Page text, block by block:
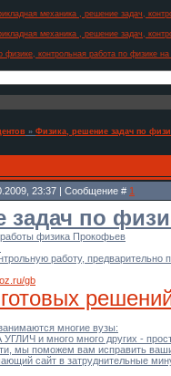
механика , решение задач,
механика , решение задач,
контрольная работа по физике на
» Физика, решение задач по
23:37 | Сообщение # 1
задач по
работы физика Прокофьев
работу, предварительно
gb
многие вузы:
и много много других -
мы поможем вам исправить
сайт в затруднительные